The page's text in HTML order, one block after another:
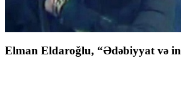
Elman Eldaroğlu, “Ədəbiyyat və